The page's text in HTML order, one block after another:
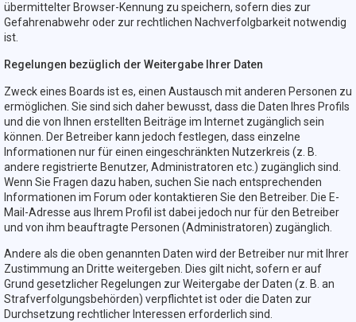
übermittelter Browser-Kennung zu speichern, sofern dies zur
Gefahrenabwehr oder zur rechtlichen Nachverfolgbarkeit notwendig
ist.
Regelungen bezüglich der Weitergabe Ihrer Daten
Zweck eines Boards ist es, einen Austausch mit anderen Personen zu
ermöglichen. Sie sind sich daher bewusst, dass die Daten Ihres Profils
und die von Ihnen erstellten Beiträge im Internet zugänglich sein
können. Der Betreiber kann jedoch festlegen, dass einzelne
Informationen nur für einen eingeschränkten Nutzerkreis (z. B.
andere registrierte Benutzer, Administratoren etc.) zugänglich sind.
Wenn Sie Fragen dazu haben, suchen Sie nach entsprechenden
Informationen im Forum oder kontaktieren Sie den Betreiber. Die E-
Mail-Adresse aus Ihrem Profil ist dabei jedoch nur für den Betreiber
und von ihm beauftragte Personen (Administratoren) zugänglich.
Andere als die oben genannten Daten wird der Betreiber nur mit Ihrer
Zustimmung an Dritte weitergeben. Dies gilt nicht, sofern er auf
Grund gesetzlicher Regelungen zur Weitergabe der Daten (z. B. an
Strafverfolgungsbehörden) verpflichtet ist oder die Daten zur
Durchsetzung rechtlicher Interessen erforderlich sind.